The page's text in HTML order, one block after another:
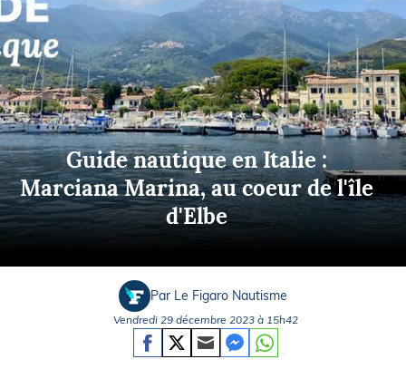
Guide nautique en Italie :
Marciana Marina, au coeur de l'île
d'Elbe
Par Le Figaro Nautisme
Vendredi 29 décembre 2023 à 15h42